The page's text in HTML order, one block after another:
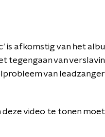
is afkomstig van het
tegengaan van
van
deze video te tonen moet